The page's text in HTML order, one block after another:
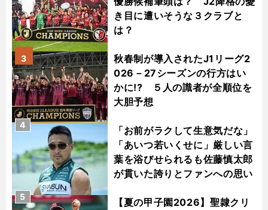
き目に遭いそうな３クラブと
は？
秋春制が導入されたJ1リーグ2
026－27シーズンの行方はい
かに!? ５人の識者が全順位を
大胆予想
3
「お前がラクして生意気だな」
「あいつ若いくせに」厳しい言
葉を浴びせられるも佐藤慎太郎
が貫いた誇りとファンへの思い
4
【夏の甲子園2026】聖隷クリ
5